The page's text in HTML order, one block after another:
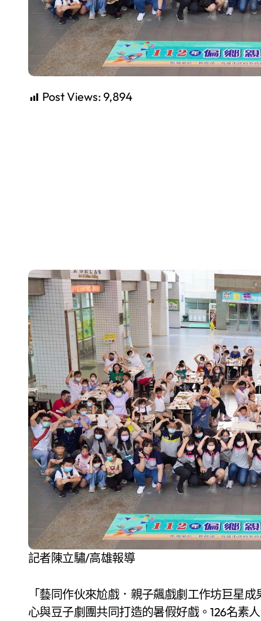
Post Views: 9,894
記者陳立驌/高雄報導
「藝同作伙來尬戲．親子飆戲劇工作坊巨星
心與豆子劇團共同打造的暑假好戲。126名素